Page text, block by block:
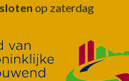
op zaterdag